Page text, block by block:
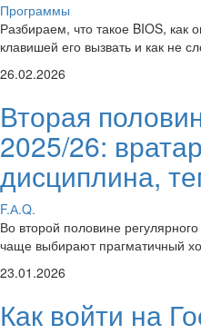
Программы
Разбираем, что такое BIOS, как
клавишей его вызвать и как не
26.02.2026
Вторая
2025/26:
дисциплина,
F.А.Q.
Во второй половине
чаще выбирают прагматичный
23.01.2026
Как войти на